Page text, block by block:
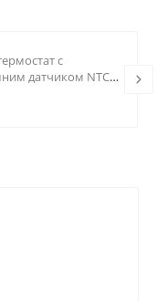
с
датчиком NTC